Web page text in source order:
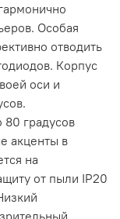
Особая
отводить
Корпус
оси и
80 градусов
акценты в
на
от пыли IP20